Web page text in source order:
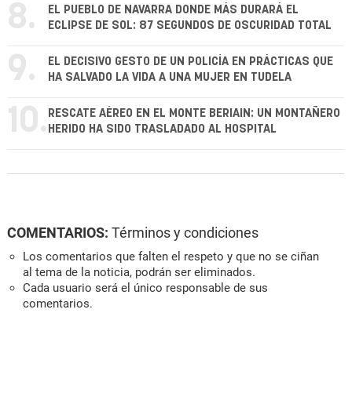
8.
EL PUEBLO DE NAVARRA DONDE MÁS DURARÁ EL
ECLIPSE DE SOL: 87 SEGUNDOS DE OSCURIDAD TOTAL
9.
EL DECISIVO GESTO DE UN POLICÍA EN PRÁCTICAS QUE
HA SALVADO LA VIDA A UNA MUJER EN TUDELA
10. RESCATE AÉREO EN EL MONTE BERIAIN: UN MONTAÑERO
HERIDO HA SIDO TRASLADADO AL HOSPITAL
COMENTARIOS: Términos y condiciones
Los comentarios que falten el respeto y que no se ciñan
al tema de la noticia, podrán ser eliminados.
Cada usuario será el único responsable de sus
comentarios.